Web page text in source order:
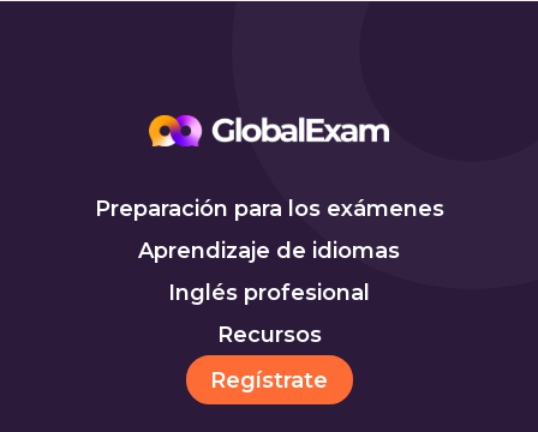
Preparación para los exámenes
Aprendizaje de idiomas
Inglés profesional
Recursos
Regístrate